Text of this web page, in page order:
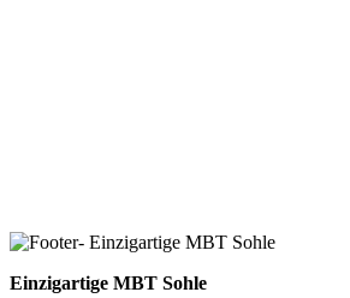
Einzigartige MBT Sohle